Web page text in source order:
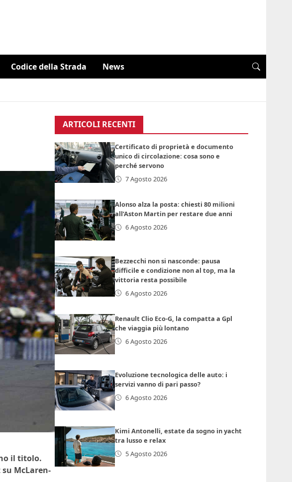
Codice della Strada News
il titolo.
McLaren-
ARTICOLI RECENTI
Certificato di proprietà e documento
unico di circolazione: cosa sono e
perché servono
7 Agosto 2026
Alonso alza la posta: chiesti 80 milioni
all’Aston Martin per restare due anni
6 Agosto 2026
Bezzecchi non si nasconde: pausa
difficile e condizione non al top, ma la
vittoria resta possibile
6 Agosto 2026
Renault Clio Eco-G, la compatta a Gpl
che viaggia più lontano
6 Agosto 2026
Evoluzione tecnologica delle auto: i
servizi vanno di pari passo?
6 Agosto 2026
Kimi Antonelli, estate da sogno in yacht
tra lusso e relax
5 Agosto 2026